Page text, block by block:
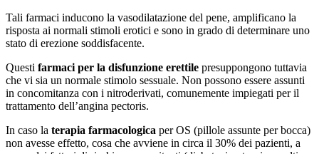
Tali farmaci inducono la vasodilatazione del pene, amplificano la
risposta ai normali stimoli erotici e sono in grado di determinare uno
stato di erezione soddisfacente.
Questi farmaci per la disfunzione erettile presuppongono tuttavia
che vi sia un normale stimolo sessuale. Non possono essere assunti
in concomitanza con i nitroderivati, comunemente impiegati per il
trattamento dell’angina pectoris.
In caso la terapia farmacologica per OS (pillole assunte per bocca)
non avesse effetto, cosa che avviene in circa il 30% dei pazienti, a